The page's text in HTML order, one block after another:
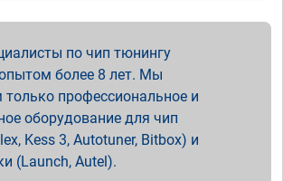
по чип тюнингу
более 8 лет. Мы
профессиональное и
оборудование для чип
Kess 3, Autotuner, Bitbox) и
(Launch, Autel).